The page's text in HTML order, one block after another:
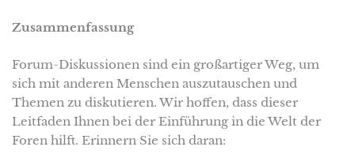
Zusammenfassung
Forum-Diskussionen sind ein großartiger Weg, um
sich mit anderen Menschen auszutauschen und
Themen zu diskutieren. Wir hoffen, dass dieser
Leitfaden Ihnen bei der Einführung in die Welt der
Foren hilft. Erinnern Sie sich daran: